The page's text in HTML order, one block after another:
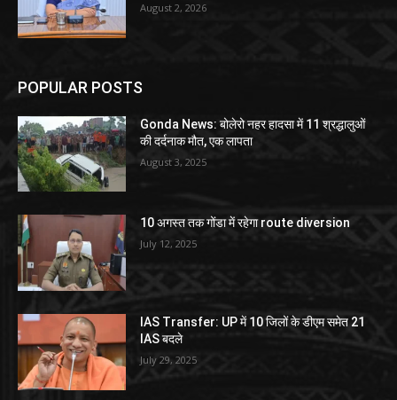
August 2, 2026
POPULAR POSTS
Gonda News: बोलेरो नहर हादसा में 11 श्रद्धालुओं
की दर्दनाक मौत, एक लापता
August 3, 2025
10 अगस्त तक गोंडा में रहेगा route diversion
July 12, 2025
IAS Transfer: UP में 10 जिलों के डीएम समेत 21
IAS बदले
July 29, 2025